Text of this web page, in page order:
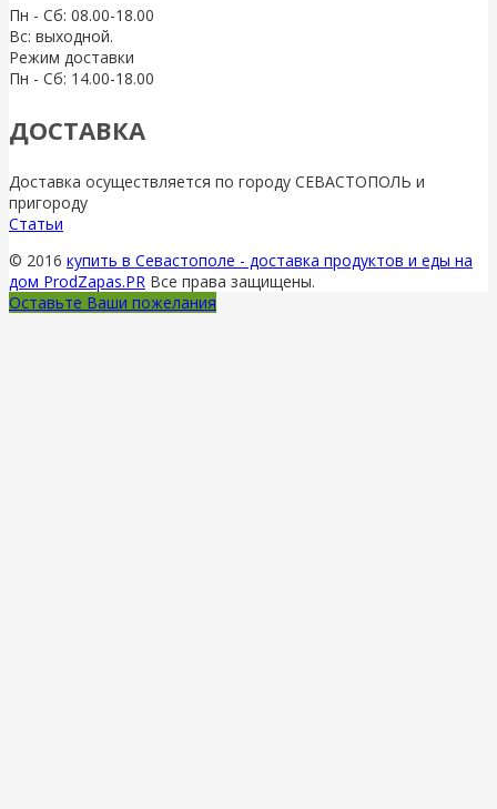
Пн - Сб: 08.00-18.00
Вс: выходной.
Режим доставки
Пн - Сб: 14.00-18.00
ДОСТАВКА
Доставка осуществляется по городу СЕВАСТОПОЛЬ и
пригороду
Статьи
© 2016 купить в Севастополе - доставка продуктов и еды на
дом ProdZapas.PR Все права защищены.
Оставьте Ваши пожелания